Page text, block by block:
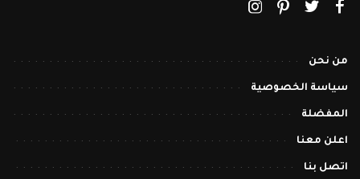
من نحن
سياسة الخصوصية
المفضلة
اعلن معنا
اتصل بنا